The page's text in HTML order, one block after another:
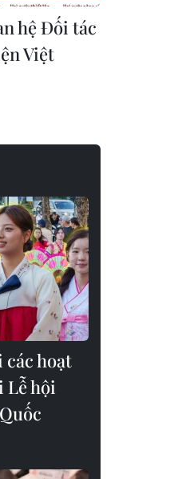
hệ Đối tác
Việt
các hoạt
Lễ hội